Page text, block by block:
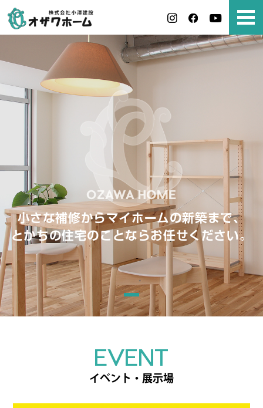
小さな補修からマイホームの新築まで、
とかちの住宅のことならお任せください。
EVENT
イベント・展示場